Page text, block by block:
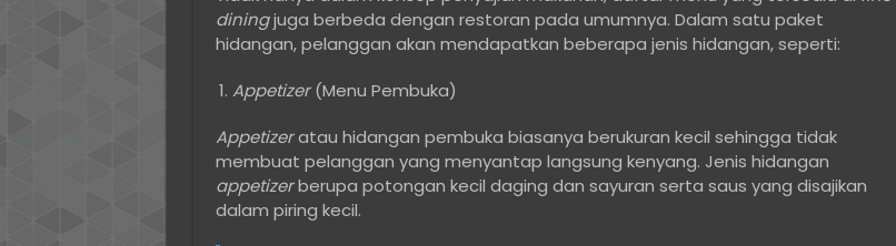
diningjuga berbeda dengan restoran pada umumnya. Dalam satu paket
hidangan, pelanggan akan mendapatkan beberapa jenis hidangan, seperti:
Appetizer(Menu Pembuka)
Appetizeratau hidangan pembuka biasanya berukuran kecil sehingga tidak
membuat pelanggan yang menyantap langsung kenyang. Jenis hidangan
appetizerberupa potongan kecil daging dan sayuran serta saus yang disajikan
dalam piring kecil.